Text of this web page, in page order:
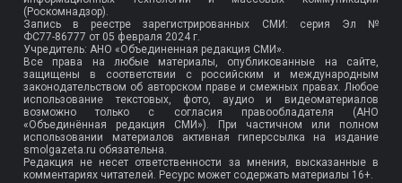
(Роскомнадзор).
Запись в реестре зарегистрированных СМИ: серия Эл №
ФС77-86777 от 05 февраля 2024 г.
Учредитель: АНО «Объединенная редакция СМИ».
Все права на любые материалы, опубликованные на сайте,
защищены в соответствии с российским и международным
законодательством об авторском праве и смежных правах. Любое
использование текстовых, фото, аудио и видеоматериалов
возможно только с согласия правообладателя (АНО
«Объединённая редакция СМИ»). При частичном или полном
использовании материалов активная гиперссылка на издание
smolgazeta.ru обязательна.
Редакция не несет ответственности за мнения, высказанные в
комментариях читателей. Ресурс может содержать материалы 16+.